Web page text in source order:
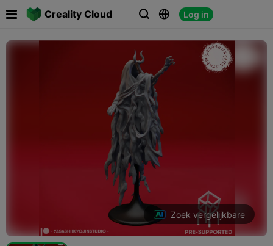
Creality Cloud   Log in
 
Zoek vergelijkbare